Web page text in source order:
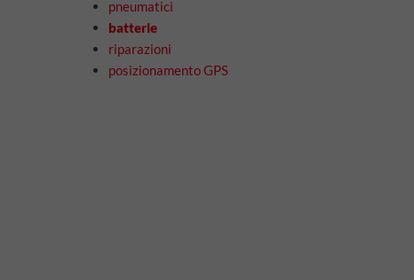
pneumatici
batterie
riparazioni
posizionamento GPS